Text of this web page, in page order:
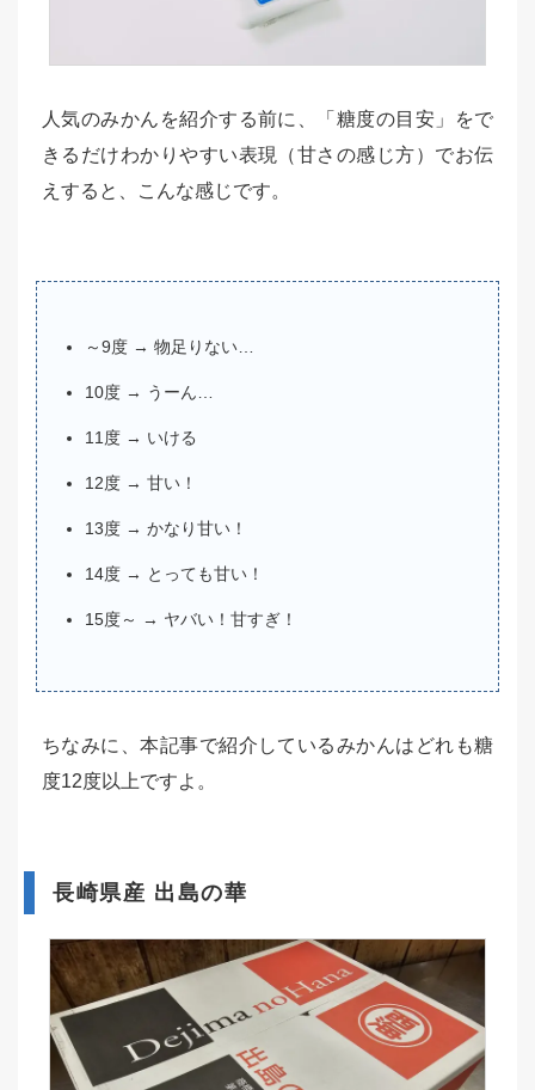
人気のみかんを紹介する前に、「糖度の目安」をで
きるだけわかりやすい表現（甘さの感じ方）でお伝
えすると、こんな感じです。
～9度 → 物足りない…
10度 → うーん…
11度 → いける
12度 → 甘い！
13度 → かなり甘い！
14度 → とっても甘い！
15度～ → ヤバい！甘すぎ！
ちなみに、本記事で紹介しているみかんはどれも糖
度12度以上ですよ。
長崎県産 出島の華